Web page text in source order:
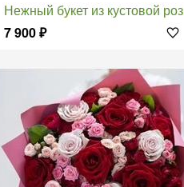
Нежный букет из кустовой розы и кустовой хризантемы
7 900₽